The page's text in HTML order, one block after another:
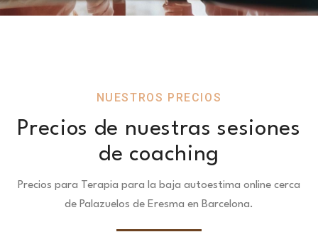
NUESTROS PRECIOS
Precios de nuestras sesiones
de coaching
Precios para Terapia para la baja autoestima online cerca
de Palazuelos de Eresma en Barcelona.